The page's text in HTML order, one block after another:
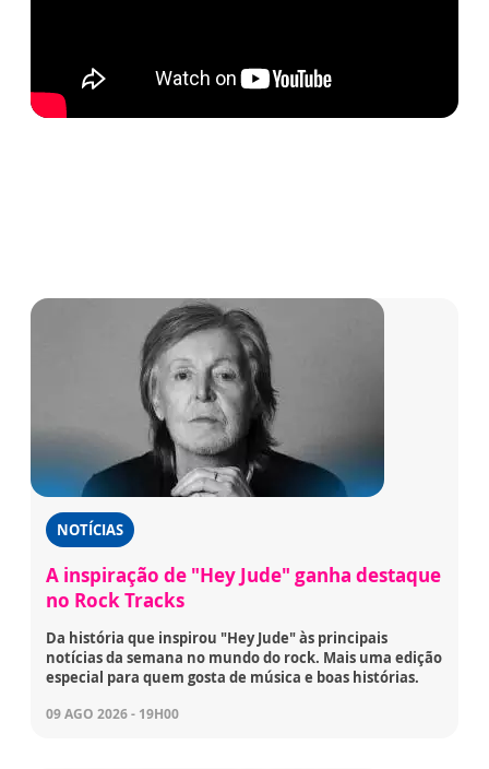
NOTÍCIAS
A inspiração de "Hey Jude" ganha destaque
no Rock Tracks
Da história que inspirou "Hey Jude" às principais
notícias da semana no mundo do rock. Mais uma edição
especial para quem gosta de música e boas histórias.
09 AGO 2026 - 19H00